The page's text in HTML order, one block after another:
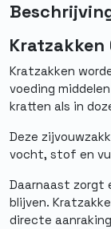
Kratzakken
Kratzakken
voeding
kratten als in
Deze
vocht, stof en
Daarnaast zorgt
blijven.
directe